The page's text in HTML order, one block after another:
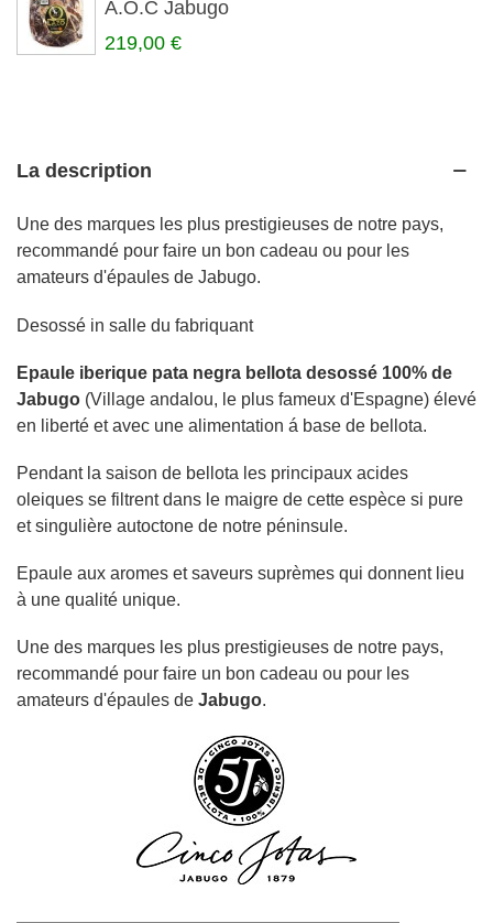
A.O.C Jabugo
219,00 €
La description
Une des marques les plus prestigieuses de notre pays,
recommandé pour faire un bon cadeau ou pour les
amateurs d'épaules de Jabugo.
Desossé in salle du fabriquant
Epaule iberique pata negra bellota desossé 100% de
Jabugo (Village andalou, le plus fameux d'Espagne) élevé
en liberté et avec une alimentation á base de bellota.
Pendant la saison de bellota les principaux acides
oleiques se filtrent dans le maigre de cette espèce si pure
et singulière autoctone de notre péninsule.
Epaule aux aromes et saveurs suprèmes qui donnent lieu
à une qualité unique.
Une des marques les plus prestigieuses de notre pays,
recommandé pour faire un bon cadeau ou pour les
amateurs d'épaules de Jabugo.